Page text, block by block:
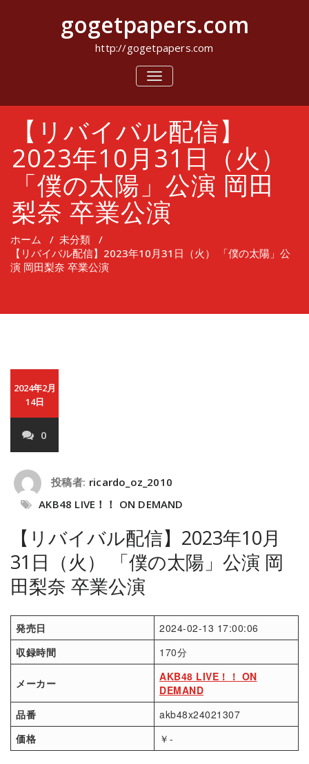
キ
gogetpapers.com
http://gogetpapers.com
ナ
ビ
シ
ョ
ン
を
切
え
【リバイバル配信】
2023年10月31日（火）
「僕の太陽」公演 岡田
梨奈 卒業公演
ホーム / 未分類 /
【リバイバル配信】2023年10月31日（火） 「僕の太陽」公
演 岡田梨奈 卒業公演
2024年2月
14日
0
投稿者: ricardo_oz_2010
AKB48 LIVE！！ ON DEMAND
【リバイバル配信】2023年10月
31日（火） 「僕の太陽」公演 岡
田梨奈 卒業公演
発売日
2024-02-13 17:00:06
収録時間
170分
メーカー
AKB48 LIVE！！ ON
DEMAND
品番
akb48x24021307
価格
￥-